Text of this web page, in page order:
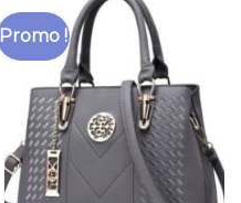
Promo !